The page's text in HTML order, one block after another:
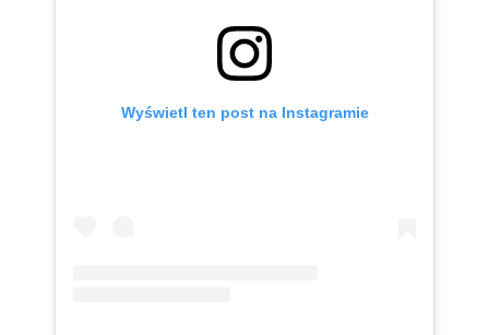
Wyświetl ten post na Instagramie